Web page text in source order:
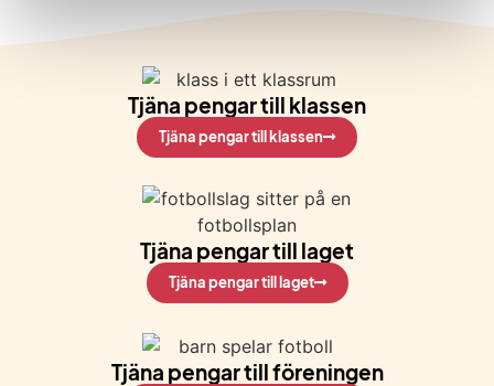
Tjäna pengar till klassen
Tjäna pengar till klassen
Tjäna pengar till laget
Tjäna pengar till laget
Tjäna pengar till föreningen